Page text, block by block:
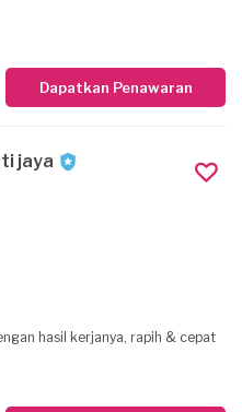
Dapatkan Penawaran
jaya
hasil kerjanya, rapih & cepat